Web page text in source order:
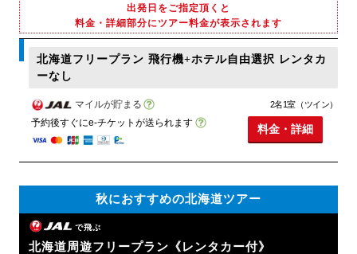
出発日をご指定頂くと
料金・詳細部分にツアー料金が表示されます
北海道フリープラン 飛行機+ホテル自由選択 レンタカ
ーなし
マイルが貯まる
予約後すぐにe-チケットが送られます
2名1室（ツイン）
料金・詳細
秋におすすめの北海道ツアー
で飛ぶ
北海道周遊フリープラン《レンタカー付》